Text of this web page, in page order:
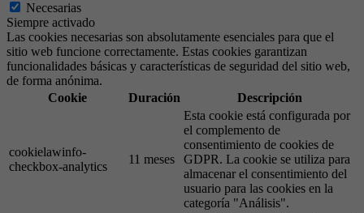
Necesarias
Siempre activado
Las cookies necesarias son absolutamente esenciales para que el
sitio web funcione correctamente. Estas cookies garantizan
funcionalidades básicas y características de seguridad del sitio web,
de forma anónima.
Cookie
Duración Descripción
cookielawinfo-
checkbox-analytics
11 meses
Esta cookie está configurada por
el complemento de
consentimiento de cookies de
GDPR. La cookie se utiliza para
almacenar el consentimiento del
usuario para las cookies en la
categoría "Análisis".